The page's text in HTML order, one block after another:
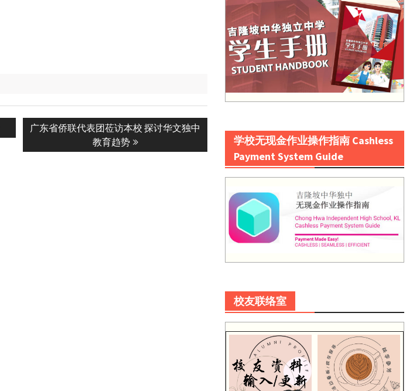
Next
广东省侨联代表团莅访本校 探讨华文独中
教育趋势
学校无现金作业操作指南 Cashless
Payment System Guide
校友联络室